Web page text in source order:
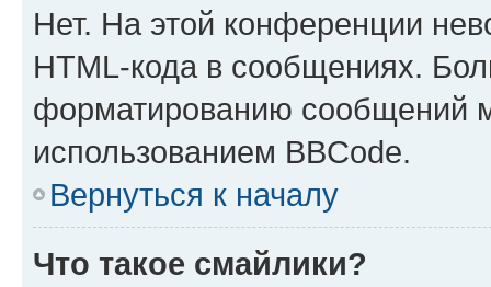
Нет. На этой конференции
HTML-кода в сообщениях.
форматированию сообщений
использованием BBCode.
Вернуться к началу
Что такое смайлики?